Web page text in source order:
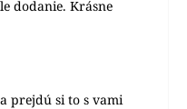
dodanie. Krásne
prejdú si to s vami